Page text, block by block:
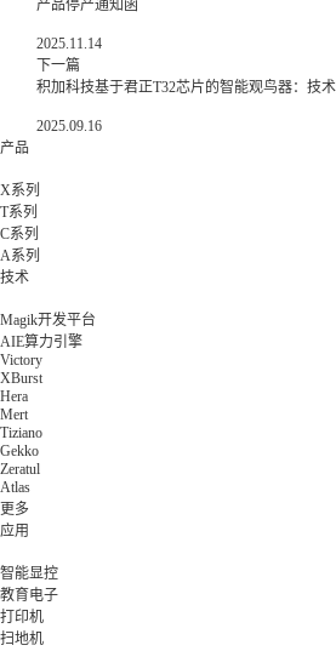
产品停产通知函
2025.11.14
下一篇
积加科技基于君正T32芯片的智能观鸟器：技
2025.09.16
产品
X系列
T系列
C系列
A系列
技术
Magik开发平台
AIE算力引擎
Victory
XBurst
Hera
Mert
Tiziano
Gekko
Zeratul
Atlas
更多
应用
智能显控
教育电子
打印机
扫地机